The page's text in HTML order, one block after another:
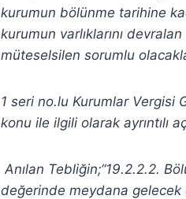
kurumun bölünme tarihine
kurumun varlıklarını
müteselsilen sorumlu
1 seri no.lu Kurumlar Vergisi
konu ile ilgili olarak ayrıntılı
Anılan Tebliğin;“19.2.2.2.
değerinde meydana gelecek